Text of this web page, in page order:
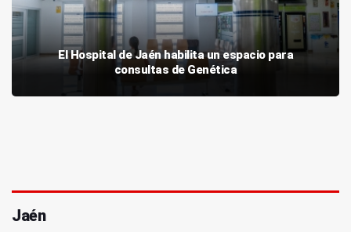
El Hospital de Jaén habilita un espacio para
consultas de Genética
Jaén